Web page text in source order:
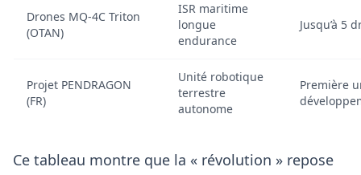
Drones MQ‑4C Triton
(OTAN)
ISR maritime
longue
endurance
Jusqu’à 5
Projet PENDRAGON
(FR)
Unité robotique
terrestre
autonome
Première
Ce tableau montre que la « révolution » repose